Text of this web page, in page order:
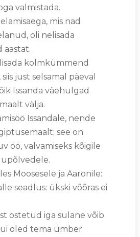
valmistada.
mis nad
oli nelisada
aastat.
kolmkümmend
just selsamal päeval
Issanda väehulgad
välja.
Issandale, nende
see on
öö, valvamiseks kõigile
Moosesele ja Aaronile:
seadlus: ükski võõras ei
ostetud iga sulane võib
oled tema ümber